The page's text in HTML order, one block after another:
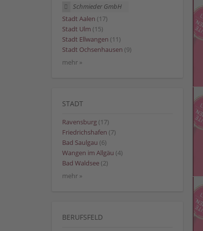
Schmieder GmbH
Stadt Aalen (17)
Stadt Ulm (15)
Stadt Ellwangen (11)
Stadt Ochsenhausen (9)
mehr »
STADT
Ravensburg (17)
Friedrichshafen (7)
Bad Saulgau (6)
Wangen im Allgäu (4)
Bad Waldsee (2)
mehr »
BERUFSFELD